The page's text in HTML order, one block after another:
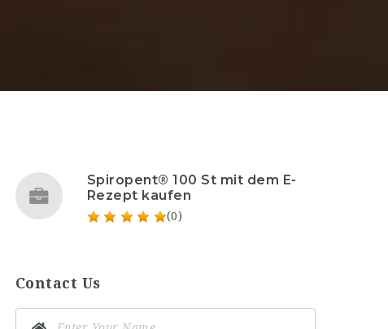
Spiropent® 100 St mit dem E-
Rezept kaufen
(0)
Contact Us